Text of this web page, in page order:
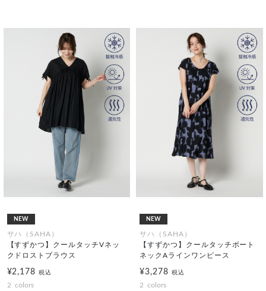
NEW
サハ（SAHA）
【すずかつ】クールタッチVネッ
クドロストブラウス
¥2,178税込
2 colors
NEW
サハ（SAHA）
【すずかつ】クールタッチボート
ネックAラインワンピース
¥3,278 税込
2 colors